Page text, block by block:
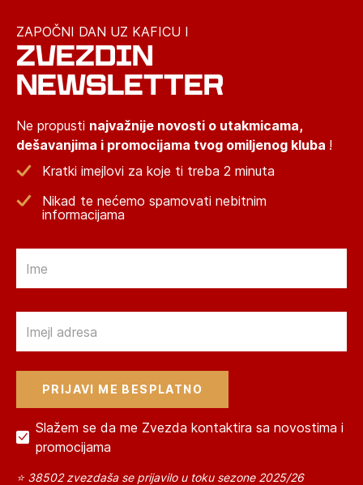
ZAPOČNI DAN UZ KAFICU I
ZVEZDIN
NEWSLETTER
Ne propusti najvažnije novosti o utakmicama,
dešavanjima i promocijama tvog omiljenog kluba !
Kratki imejlovi za koje ti treba 2 minuta
Nikad te nećemo spamovati nebitnim
informacijama
Slažem se da me Zvezda kontaktira sa novostima i
promocijama
⭐ 38502 zvezdaša se prijavilo u toku sezone 2025/26